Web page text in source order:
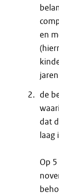
en
de
dat
laag
Op